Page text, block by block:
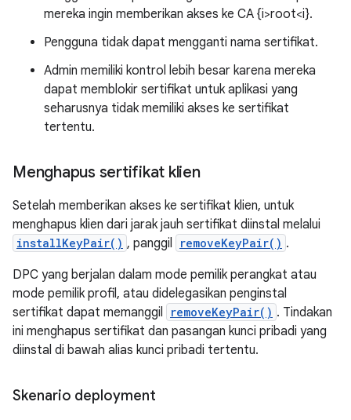
mereka ingin memberikan akses ke CA {i>root<i}.
Pengguna tidak dapat mengganti nama sertifikat.
Admin memiliki kontrol lebih besar karena mereka
dapat memblokir sertifikat untuk aplikasi yang
seharusnya tidak memiliki akses ke sertifikat
tertentu.
Menghapus sertifikat klien
Setelah memberikan akses ke sertifikat klien, untuk
menghapus klien dari jarak jauh sertifikat diinstal melalui
installKeyPair() , panggil removeKeyPair() .
DPC yang berjalan dalam mode pemilik perangkat atau
mode pemilik profil, atau didelegasikan penginstal
sertifikat dapat memanggil
removeKeyPair() . Tindakan
ini menghapus sertifikat dan pasangan kunci pribadi yang
diinstal di bawah alias kunci pribadi tertentu.
Skenario deployment